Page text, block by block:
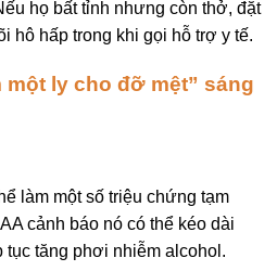
họ bất tỉnh nhưng còn thở, đặt
hô hấp trong khi gọi hỗ trợ y tế.
một ly cho đỡ mệt” sáng
làm một số triệu chứng tạm
cảnh báo nó có thể kéo dài
tục tăng phơi nhiễm alcohol.